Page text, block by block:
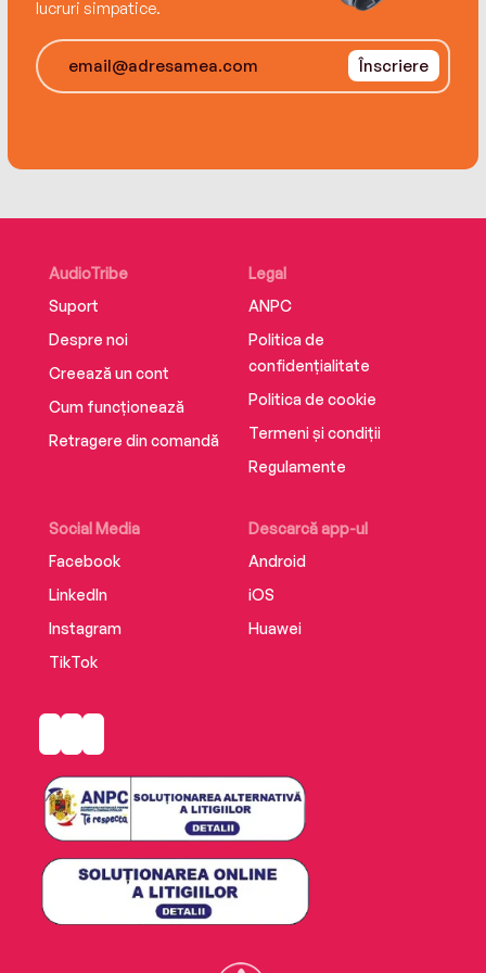
lucruri simpatice.
Înscriere
AudioTribe
Suport
Despre noi
Creează un cont
Cum funcționează
Retragere din comandă
Social Media
Facebook
LinkedIn
Instagram
TikTok
Descarcă app-ul
Android
iOS
Huawei
Legal
ANPC
Politica de
confidențialitate
Politica de cookie
Termeni și condiții
Regulamente